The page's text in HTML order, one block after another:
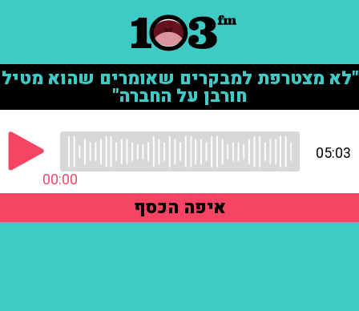
"לא מצטרפת למבקרים שאומרים שהוא מטיל
חורבן על החברה"
00:00
05:03
איפה הכסף